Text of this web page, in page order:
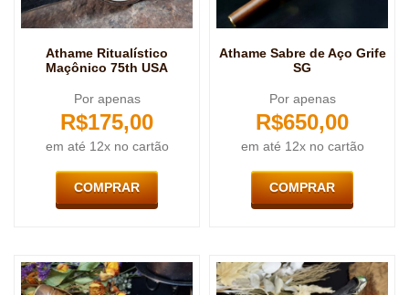
Athame Ritualístico
Maçônico 75th USA
Por apenas
R$175,00
em até 12x no cartão
COMPRAR
Athame Sabre de Aço Grife
SG
Por apenas
R$650,00
em até 12x no cartão
COMPRAR